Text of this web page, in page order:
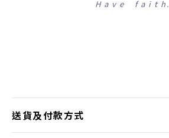
H a v e f a i t h.
送貨及付款方式